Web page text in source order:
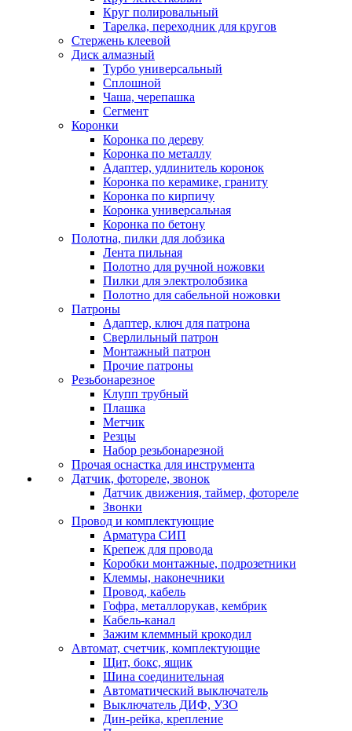
Круг полировальный
Тарелка, переходник для кругов
Стержень клеевой
Диск алмазный
Турбо универсальный
Сплошной
Чаша, черепашка
Сегмент
Коронки
Коронка по дереву
Коронка по металлу
Адаптер, удлинитель коронок
Коронка по керамике, граниту
Коронка по кирпичу
Коронка универсальная
Коронка по бетону
Полотна, пилки для лобзика
Лента пильная
Полотно для ручной ножовки
Пилки для электролобзика
Полотно для сабельной ножовки
Патроны
Адаптер, ключ для патрона
Сверлильный патрон
Монтажный патрон
Прочие патроны
Резьбонарезное
Клупп трубный
Плашка
Метчик
Резцы
Набор резьбонарезной
Прочая оснастка для инструмента
Датчик, фотореле, звонок
Датчик движения, таймер, фотореле
Звонки
Провод и комплектующие
Арматура СИП
Крепеж для провода
Коробки монтажные, подрозетники
Клеммы, наконечники
Провод, кабель
Гофра, металлорукав, кембрик
Кабель-канал
Зажим клеммный крокодил
Автомат, счетчик, комплектующие
Щит, бокс, ящик
Шина соединительная
Автоматический выключатель
Выключатель ДИФ, УЗО
Дин-рейка, крепление